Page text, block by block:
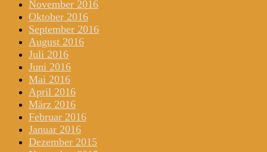
November 2016
Oktober 2016
September 2016
August 2016
Juli 2016
Juni 2016
Mai 2016
April 2016
März 2016
Februar 2016
Januar 2016
Dezember 2015